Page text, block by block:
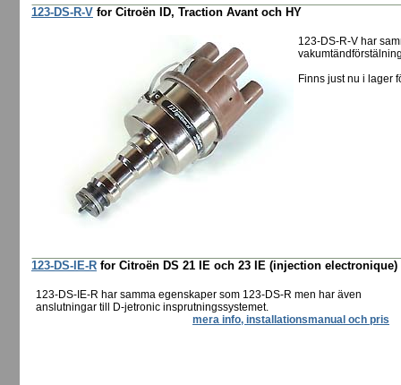
123-DS-R-V for Citroën ID, Traction Avant och HY
123-DS-R-V har
Finns just nu i lager
123-DS-IE-R for Citroën DS 21 IE och 23 IE (injection electronique)
123-DS-IE-R har samma egenskaper som 123-DS-R men har även
anslutningar till D-jetronic insprutningssystemet.
mera info, installationsmanual och pris